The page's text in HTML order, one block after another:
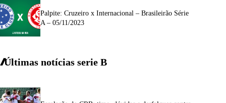
Palpite: Cruzeiro x Internacional – Brasileirão Série
A – 05/11/2023
Últimas notícias serie B